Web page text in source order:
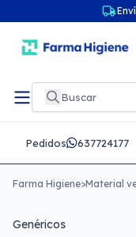
Pedidos 637724177
Farma Higiene>Material
Genéricos